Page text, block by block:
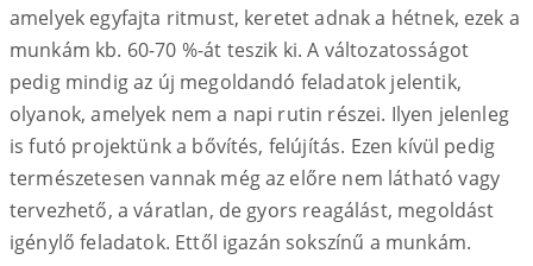
amelyek egyfajta ritmust, keretet adnak a hétnek, ezek a
munkám kb. 60-70 %-át teszik ki. A változatosságot
pedig mindig az új megoldandó feladatok jelentik,
olyanok, amelyek nem a napi rutin részei. Ilyen jelenleg
is futó projektünk a bővítés, felújítás. Ezen kívül pedig
természetesen vannak még az előre nem látható vagy
tervezhető, a váratlan, de gyors reagálást, megoldást
igénylő feladatok. Ettől igazán sokszínű a munkám.